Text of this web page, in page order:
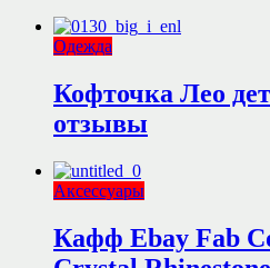
Одежда
Кофточка Лео
отзывы
Аксессуары
Кафф Ebay Fab